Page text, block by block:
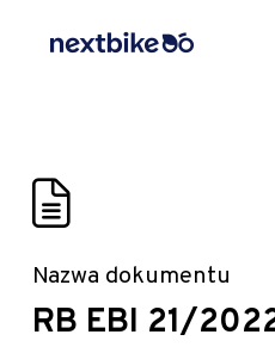
Nazwa dokumentu
RB EBI 21/